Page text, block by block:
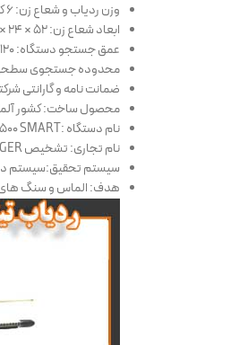
وزن ردیاب و شعاع زن: ۶ کیلوگرم
ابعاد شعاع زن: ۵۲ × ۲۴ × ۴۲ سانتی متر
عمق جستجو دستگاه: ۱۲۰ متر
محدوده جستجوی سطحی: ۳۰۰۰
ضمانت نامه و گارانتی شرکتی:
محصول ساخت: کشور
نام دستگاه :TITAN 500 SMART
نام تجاری: تشخیص GER
سیستم تحقیق:سیستم
هدف: الماس و سنگ